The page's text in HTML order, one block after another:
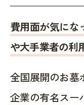
費用面が気にな
や大手業者の利
全国展開のお墓
企業の有名スー